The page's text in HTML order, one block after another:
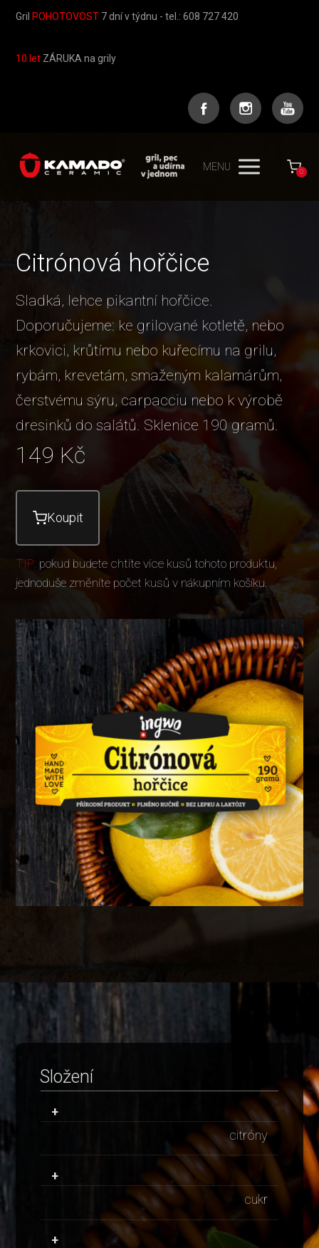
Gril POHOTOVOST 7 dní v týdnu - tel.: 608 727 420
10 let ZÁRUKA na grily
MENU 0
Citrónová hořčice
Sladká, lehce pikantní hořčice.
Doporučujeme: ke grilované kotletě, nebo
krkovici, krůtímu nebo kuřecímu na grilu,
rybám, krevetám, smaženým kalamárům,
čerstvému sýru, carpacciu nebo k výrobě
dresinků do salátů. Sklenice 190 gramů.
149 Kč
Koupit
TIP: pokud budete chtíte více kusů tohoto produktu,
jednoduše změníte počet kusů v nákupním košíku.
Složení
+
citróny
+
cukr
+